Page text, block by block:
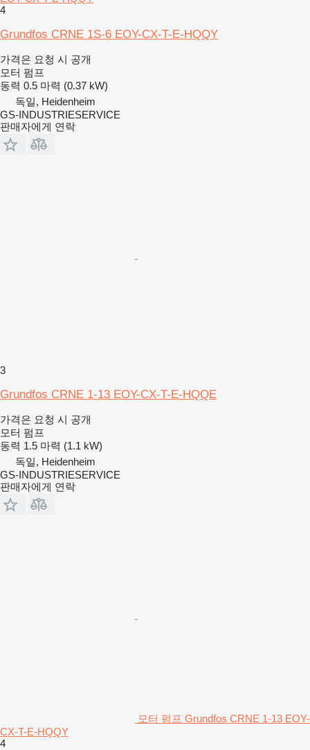
4
Grundfos CRNE 1S-6 EOY-CX-T-E-HQQY
가격은 요청 시 공개
모터 펌프
동력 0.5 마력 (0.37 kW)
독일, Heidenheim
GS-INDUSTRIESERVICE
판매자에게 연락
3
Grundfos CRNE 1-13 EOY-CX-T-E-HQQE
가격은 요청 시 공개
모터 펌프
동력 1.5 마력 (1.1 kW)
독일, Heidenheim
GS-INDUSTRIESERVICE
판매자에게 연락
모터 펌프 Grundfos CRNE 1-13 EOY-
CX-T-E-HQQY
4